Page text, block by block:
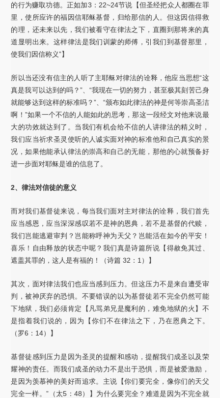
的行为赚取功德。正如加3：22~24节说【但圣经把众人都圈在罪
里，使所应许的福因信耶稣基督，归给那信的人。但这因信得救
的理，还未来以先，我们被看守在律法之下，直圈到那将来的真
道显明出来。这样律法是我们训蒙的师傅，引我们到基督那里，
使我们因信称义”】
所以当还没有信主的人听了主耶稣对律法的诠释，他应当思想“这
真是我可以达到的吗？”、“我现在一切的努力，甚至极其刻苦己身
就能够达到这样的标准吗？”、“颁布如此律法的神是何等崇高圣洁
啊！”如果一个不信的人能如此的思考，那这一段经文对他来说最
大的功效就达到了。当我们有机会给不信的人讲律法的精义时，
我们应当祈求圣灵使听的人诚实面对神的标准他和自己真实的景
况，如果他能承认律法的崇高和自己的无能，那他的心就预备好
进一步面对耶稣是谁的信息了。
2、律法对信徒的意义
而对我们基督徒来说，每当我们面对主对律法的诠释，我们首先
应当感恩，应当深深感叹若不是神的恩典，若不是基督的代赎，
我们岂能逃避审判？岂能称呼神为天父？岂能活在如今的平安！
喜乐！自由释放的状态中呢？我们真是诗篇所说【得赦免其过、
遮盖其罪的，这人是有福的！（诗篇 32：1）】
其次，面对律法我们也应当感到压力。但这压力不是来自遭受审
判，被神厌弃的恐惧。不要错误的以为基督徒若不完全仍然可能
下地狱，我们必须肯定【凡骂弟兄是魔利的，难免地狱的火】不
是指着我们说的，因为【你们不在律法之下，乃在恩典之下。
（罗6：14）】
基督徒感到压力是因为圣灵的提醒和感动，提醒我们成圣以及荣
耀神的责任。而我们成圣的动力不是出于恐惧，而是被爱激励，
是因为羡慕神的美好而追求。主说【你们要完全，像你们的天父
完全一样。”（太5：48）】为什么要完全？难道是因为不完全就